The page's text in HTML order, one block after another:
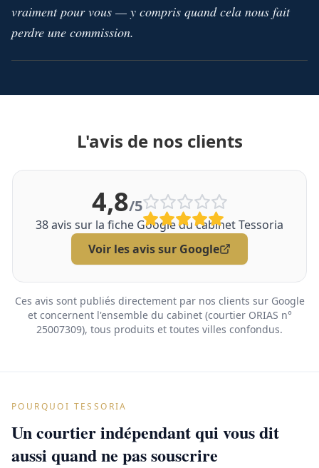
vraiment pour vous — y compris quand cela nous fait
perdre une commission.
L'avis de nos clients
4,8/5
38avis sur la fiche Google du cabinet Tessoria
Voir les avis sur Google
Ces avis sont publiés directement par nos clients sur Google
et concernent l'ensemble du cabinet (courtier ORIAS n°
25007309), tous produits et toutes villes confondus.
POURQUOI TESSORIA
Un courtier indépendant qui vous dit
aussi quand ne pas souscrire